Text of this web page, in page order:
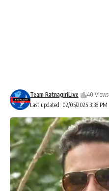
Last updated: 02/05/2025 3:38 PM
Team RatnagiriLive 40 Views